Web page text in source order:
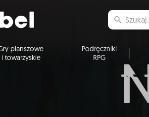
planszowe
i towarzyskie
Podręczniki
RPG